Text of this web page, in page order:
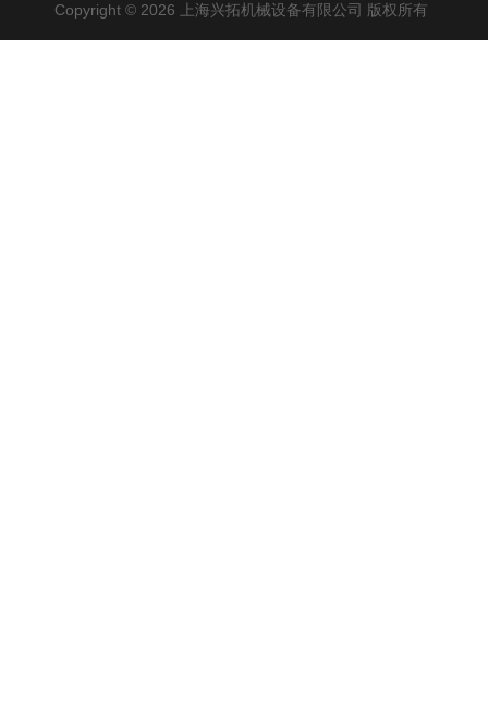
Copyright © 2026 上海兴拓机械设备有限公司 版权所有